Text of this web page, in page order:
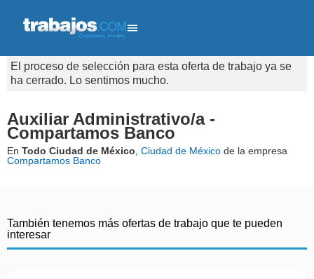
El proceso de selección para esta oferta de trabajo ya se
ha cerrado. Lo sentimos mucho.
Auxiliar Administrativo/a -
Compartamos Banco
En Todo Ciudad de México Ciudad de México de la empresa
Compartamos Banco
También tenemos más ofertas de trabajo que te pueden
interesar